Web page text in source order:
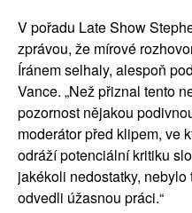
V pořadu Late Show
zprávou, že mírové
Íránem selhaly, alespoň
Vance. „Než přiznal tento
pozornost nějakou
moderátor před klipem, ve
odráží potenciální kritiku
jakékoli nedostatky,
odvedli úžasnou práci.“